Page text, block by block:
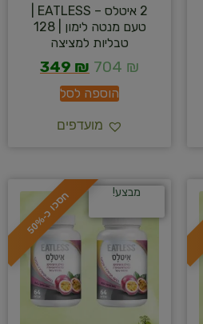
טעם מנטה לימון | 128
טבליות למציצה
704 ₪
349 ₪
הוספה לסל
מועדפים
ח
ס
כ
ו
כ
-
5
0
% מבצע!